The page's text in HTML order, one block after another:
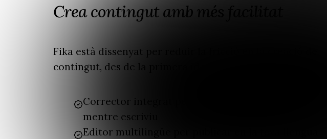
Crea contingut amb més facilitat
Fika està dissenyat per reduir la fricció en la creació de
contingut, des de la primera idea fins a la publicació final.
Corrector integrat per millorar la claredat i qualitat
mentre escriviu
Editor multilingüe per publicar en la teva llengua